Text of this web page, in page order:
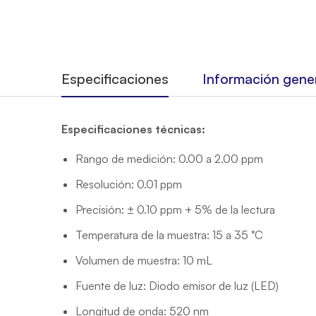
Especificaciones Información
Especificaciones técnicas:
Rango de medición: 0.00 a 2.00 ppm
Resolución: 0.01 ppm
Precisión: ± 0.10 ppm + 5% de la lectura
Temperatura de la muestra: 15 a 35 °C
Volumen de muestra: 10 mL
Fuente de luz: Diodo emisor de luz (LED)
Longitud de onda: 520 nm